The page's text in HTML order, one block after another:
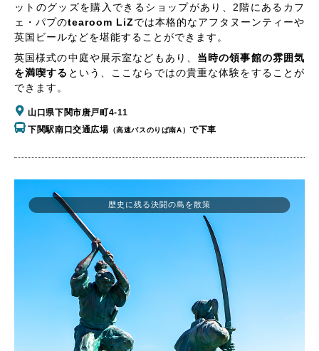
ットのグッズを購入できるショップがあり、2階にあるカフ
ェ・パプのtearoom LiZでは本格的なアフタヌーンティーや
英国ビールなどを堪能することができます。
英国様式の中庭や展示室などもあり、 当時の領事館の雰囲気
を満喫する という、ここならではの貴重な体験をすることが
できます。
山口県下関市唐戸町4-11
下関駅南口交通広場 （高速バスのりば南A）で下車
歴史に残る決闘の島を散策